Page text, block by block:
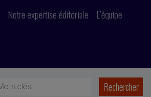
Notre expertise éditoriale L’équipe